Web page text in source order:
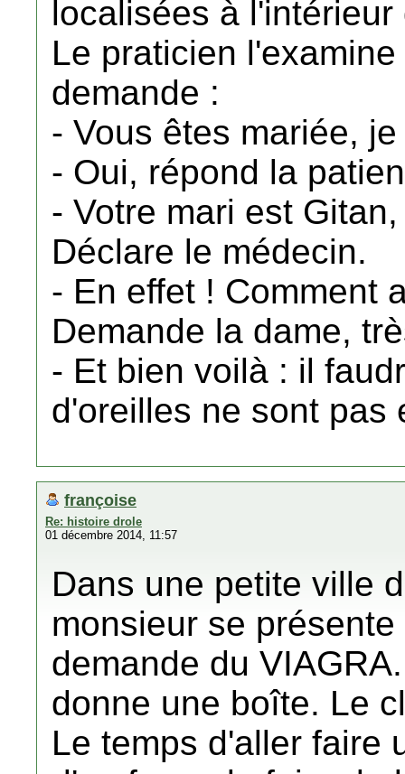
localisées à
Le praticien
demande :
- Vous êtes mariée,
- Oui, répond la
- Votre mari est
Déclare le médecin.
- En effet ! Comment
Demande la dame,
- Et bien voilà : il
d'oreilles ne sont pas
françoise
Re: histoire drole
01 décembre 2014, 11:57
Dans une petite ville
monsieur se
demande du
donne une boîte. Le
Le temps d'aller faire